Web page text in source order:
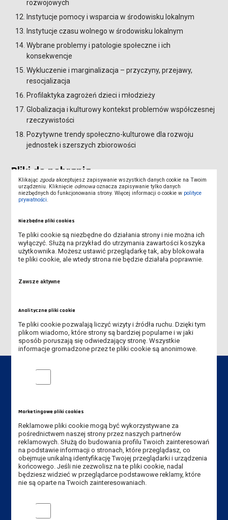
PEDAGOGIKA II STOPNIA
rozwojowych
Instytucje pomocy i wsparcia w środowisku lokalnym
Instytucje czasu wolnego w środowisku lokalnym
Wybrane problemy i patologie społeczne i ich
konsekwencje
Wykluczenie i marginalizacja – przyczyny, przejawy,
resocjalizacja
Profilaktyka zagrożeń dzieci i młodzieży
Globalizacja i kulturowy kontekst problemów współczesnej
rzeczywistości
Pozytywne trendy społeczno-kulturowe dla rozwoju
jednostek i szerszych zbiorowości
Pliki do pobrania
20.32K)
Instytut Pedagogiczny
Akademia Nauk Stosowanych
im. Jana Amosa Komeńskiego w Lesznie
ul. Adama Mickiewicza 5, 64-100 Leszno
Tel. Instytut: +48 65 525 01 36
Klikając zgoda akceptujesz zapisywanie wszystkich danych cookie na Twoim
urządzeniu. Kliknięcie odmowa oznacza zapisywanie tylko danych
niezbędnych do funkcjonowania strony. Więcej informacji o cookie w polityce
prywatności
Niezbędne pliki cookies
Te pliki cookie są niezbędne do działania strony i nie można ich
wyłączyć. Służą na przykład do utrzymania zawartości koszyka
użytkownika. Możesz ustawić przeglądarkę tak, aby blokowała
te pliki cookie, ale wtedy strona nie będzie działała poprawnie.
Zawsze aktywne
Analityczne pliki cookie
Te pliki cookie pozwalają liczyć wizyty i źródła ruchu. Dzięki tym
plikom wiadomo, które strony są bardziej popularne i w jaki
sposób poruszają się odwiedzający stronę. Wszystkie
informacje gromadzone przez te pliki cookie są anonimowe.
Analityczne pliki cookie
Marketingowe pliki cookies
Reklamowe pliki cookie mogą być wykorzystywane za
pośrednictwem naszej strony przez naszych partnerów
reklamowych. Służą do budowania profilu Twoich zainteresowań
na podstawie informacji o stronach, które przeglądasz, co
obejmuje unikalną identyfikację Twojej przeglądarki i urządzenia
końcowego. Jeśli nie zezwolisz na te pliki cookie, nadal
będziesz widzieć w przeglądarce podstawowe reklamy, które
nie są oparte na Twoich zainteresowaniach.
Marketingowe pliki cookies